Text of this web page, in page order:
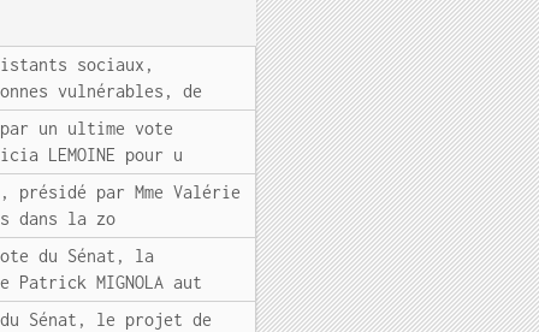
sociaux,
vulnérables, de
un ultime vote
LEMOINE pour u
par Mme Valérie
dans la zo
du Sénat, la
MIGNOLA aut
Sénat, le projet de